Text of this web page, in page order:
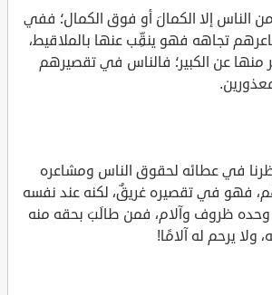
الناس إلا الكمالَ أو فوق الكمال؛ ففي
تجاهه فهو ينقِّب عنها بالملاقيط،
منها عن الكبير؛ فالناس في تقصيرهم
في عطائه لحقوق الناس ومشاعره
فهو في تقصيره غريقٌ، لكنه عند نفسه
وحده ظروف وآلام، فمن طالَبَ بحقه منه
يرحم له آلامًا!